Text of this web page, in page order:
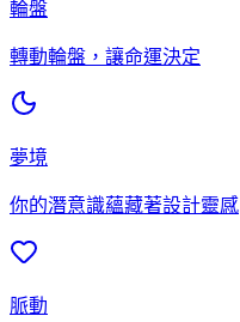
輪盤
轉動輪盤，讓命運決定
夢境
你的潛意識蘊藏著設計靈感
脈動